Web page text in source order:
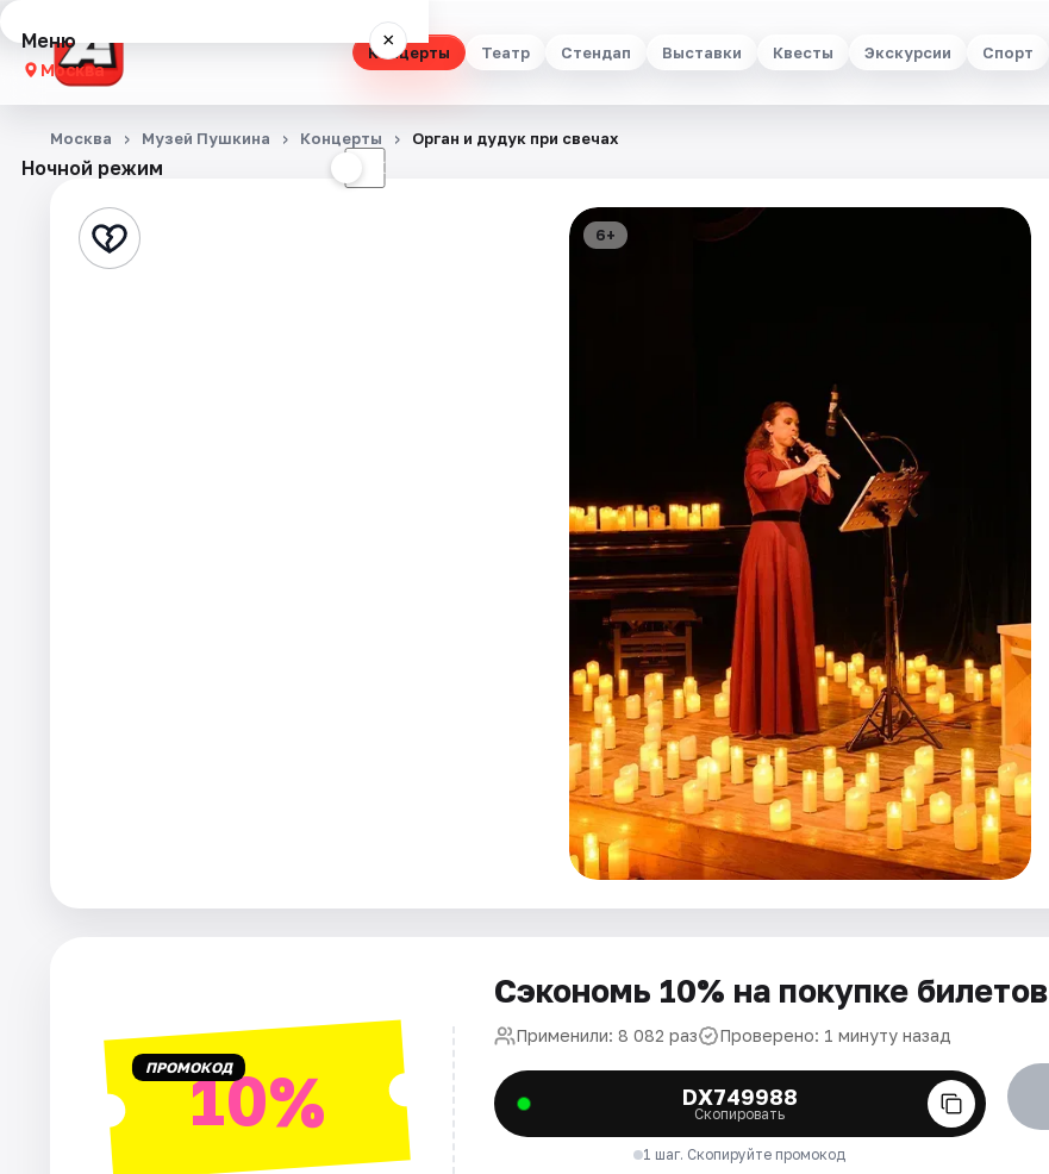
Концерты Театр Стендап Выставки Квесты Экскурсии Спорт
Меню ×
Москва
Концерты
Стендап
Ночной режим ☾
Москва Музей Пушкина Концерты Орган и дудук при свечах
6+
ПРОМОКОД10%
Сэкономь 10% на покупке билетов
Применили: 8 082 раз Проверено: 1 минуту назад
DX749988
Скопировать
1 шаг. Скопируйте промокод